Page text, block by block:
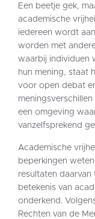
Een beetje gek,
academische
iedereen wordt
worden met
waarbij individuen
hun mening, staat
voor open debat
een omgeving
vanzelfsprekend
Academische
beperkingen
resultaten daarvan
betekenis van
onderkend.
Rechten van de